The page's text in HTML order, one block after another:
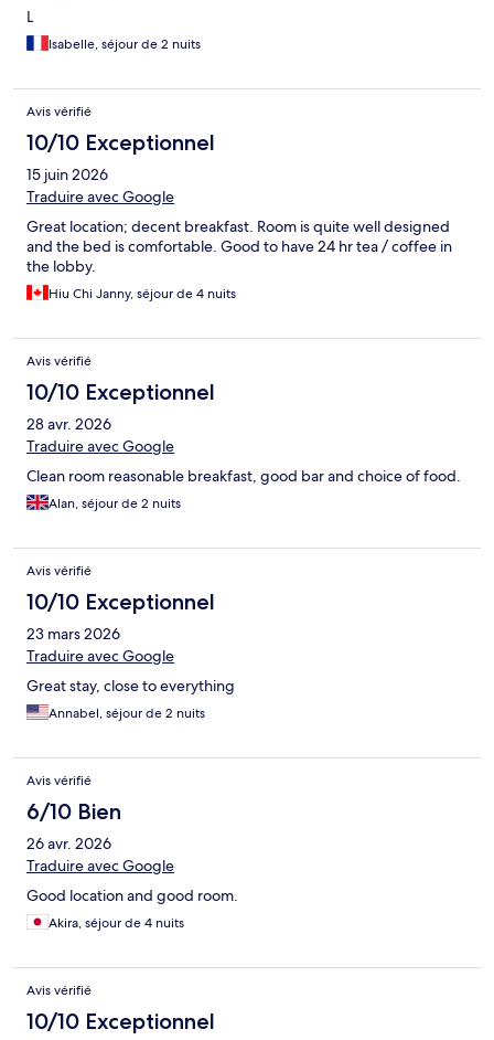
L
Isabelle, séjour de 2 nuits
Avis vérifié
10/10 Exceptionnel
15 juin 2026
Traduire avec Google
Great location; decent breakfast. Room is quite well designed
and the bed is comfortable. Good to have 24 hr tea / coffee in
the lobby.
Hiu Chi Janny, séjour de 4 nuits
Avis vérifié
10/10 Exceptionnel
28 avr. 2026
Traduire avec Google
Clean room reasonable breakfast, good bar and choice of food.
Alan, séjour de 2 nuits
Avis vérifié
10/10 Exceptionnel
23 mars 2026
Traduire avec Google
Great stay, close to everything
Annabel, séjour de 2 nuits
Avis vérifié
6/10 Bien
26 avr. 2026
Traduire avec Google
Good location and good room.
Akira, séjour de 4 nuits
Avis vérifié
10/10 Exceptionnel